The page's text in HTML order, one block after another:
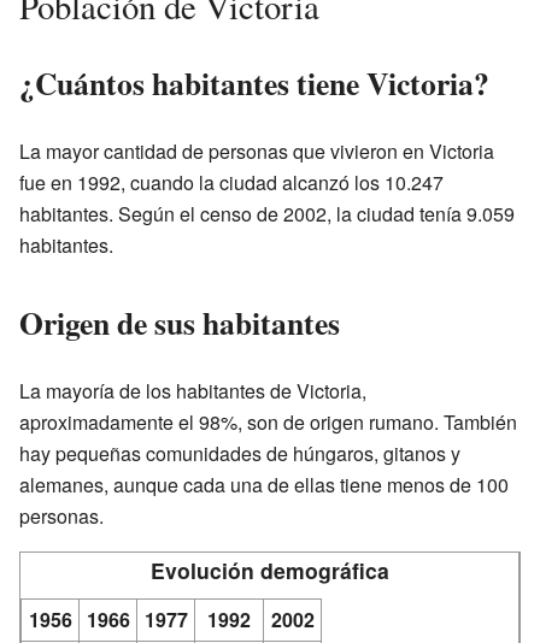
¿Cuántos habitantes tiene Victoria?
La mayor cantidad de personas que vivieron en Victoria
fue en 1992, cuando la ciudad alcanzó los 10.247
habitantes. Según el censo de 2002, la ciudad tenía 9.059
habitantes.
Origen de sus habitantes
La mayoría de los habitantes de Victoria,
aproximadamente el 98%, son de origen rumano. También
hay pequeñas comunidades de húngaros, gitanos y
alemanes, aunque cada una de ellas tiene menos de 100
personas.
Evolución demográfica
1956 1966 1977 1992
2002